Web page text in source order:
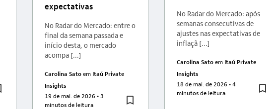
expectativas
No Radar do Mercado: entre o
final da semana passada e
início desta, o mercado
acompa [...]
Carolina Satoem Itaú Private
Insights
19 de mai. de 2026 • 3
minutos de leitura
No Radar do Mercado: após
semanas consecutivas de
ajustes nas expectativas de
inflaçã [...]
Carolina Satoem Itaú Private
Insights
18 de mai. de 2026 • 4
minutos de leitura